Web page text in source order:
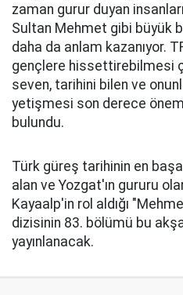
zaman gurur duyan
Sultan Mehmet gibi büyük
daha da anlam kazanıyor.
gençlere hissettirebilmesi
seven, tarihini bilen ve
yetişmesi son derece
bulundu.
Türk güreş tarihinin en
alan ve Yozgat'ın gururu
Kayaalp'in rol aldığı
dizisinin 83. bölümü bu
yayınlanacak.